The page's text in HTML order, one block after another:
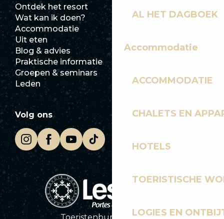
AL HET DAGBOEK
Accommodatie
ACCOMMODATIE
CHALETS EN
HOTELS
TOERISTISCHE
LOGIES EN
Ontdek het resort
Wat kan ik doen?
Accommodatie
Uit eten
Blog & advies
Praktische informatie
Groepen & seminars
Leden
Club Les Gets
Ecotoerisme
Les Gets Toerisme
Volg ons